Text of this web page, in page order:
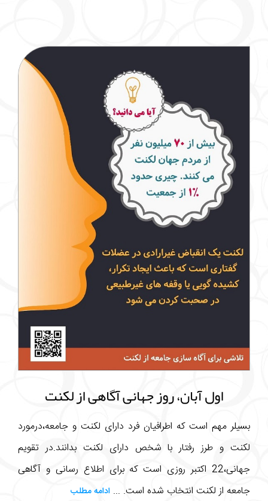
اول آبان، روز جهانی آگاهی از لکنت
بسیلر مهم است که اطرافیان فرد دارای لکنت و جامعه،درمورد
لکنت و طرز رفتار با شخص دارای لکنت بدانند.در تقویم
جهانی،22 اکتبر روزی است که برای اطلاع رسانی و آگاهی
جامعه از لکنت انتخاب شده است. ... ادامه مطلب